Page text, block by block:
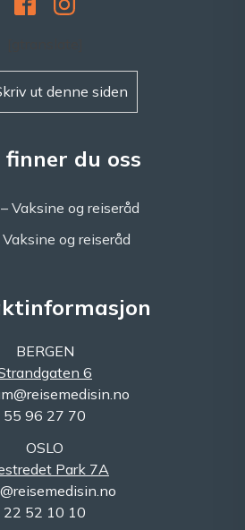
ut denne siden
finner du oss
Vaksine og reiseråd
Vaksine og reiseråd
BERGEN
6
55 96 27 70
OSLO
Park 7A
22 52 10 10